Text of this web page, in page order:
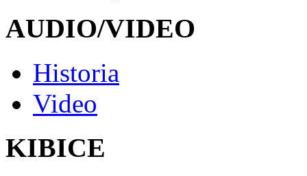
AUDIO/VIDEO
Historia
Video
KIBICE